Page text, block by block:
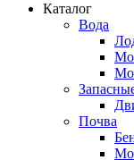
Каталог
Вода
Почва